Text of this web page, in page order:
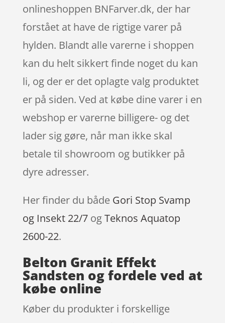
onlineshoppen BNFarver.dk, der har
forstået at have de rigtige varer på
hylden. Blandt alle varerne i shoppen
kan du helt sikkert finde noget du kan
li, og der er det oplagte valg produktet
er på siden. Ved at købe dine varer i en
webshop er varerne billigere- og det
lader sig gøre, når man ikke skal
betale til showroom og butikker på
dyre adresser.
Her finder du både Gori Stop Svamp
og Insekt 22/7ogTeknos Aquatop
2600-22.
Belton Granit Effekt
Sandsten og fordele ved at
købe online
Køber du produkter i forskellige